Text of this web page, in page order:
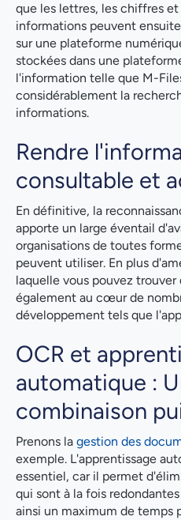
que les lettres, les chiffres et
informations peuvent
sur une plateforme
stockées dans une
l'information telle que M-
considérablement la
informations.
Rendre
consultable et
En définitive, la
apporte un large éventail
organisations de toutes
peuvent utiliser. En plus
laquelle vous pouvez
également au cœur de
développement tels que
OCR et
automatique :
combinaison
Prenons la gestion des
exemple. L'apprentissage
essentiel, car il permet
qui sont à la fois
ainsi un maximum de temps